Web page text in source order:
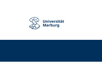
Navigation